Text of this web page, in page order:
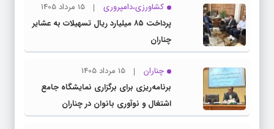
کشاورزی،دامپروری
15 مرداد 1405
پرداخت ۸۵ میلیارد ریال تسهیلات به عشایر
چناران
چناران
15 مرداد 1405
برنامه‌ریزی برای برگزاری نمایشگاه جامع
اشتغال و نوآوری بانوان در چناران